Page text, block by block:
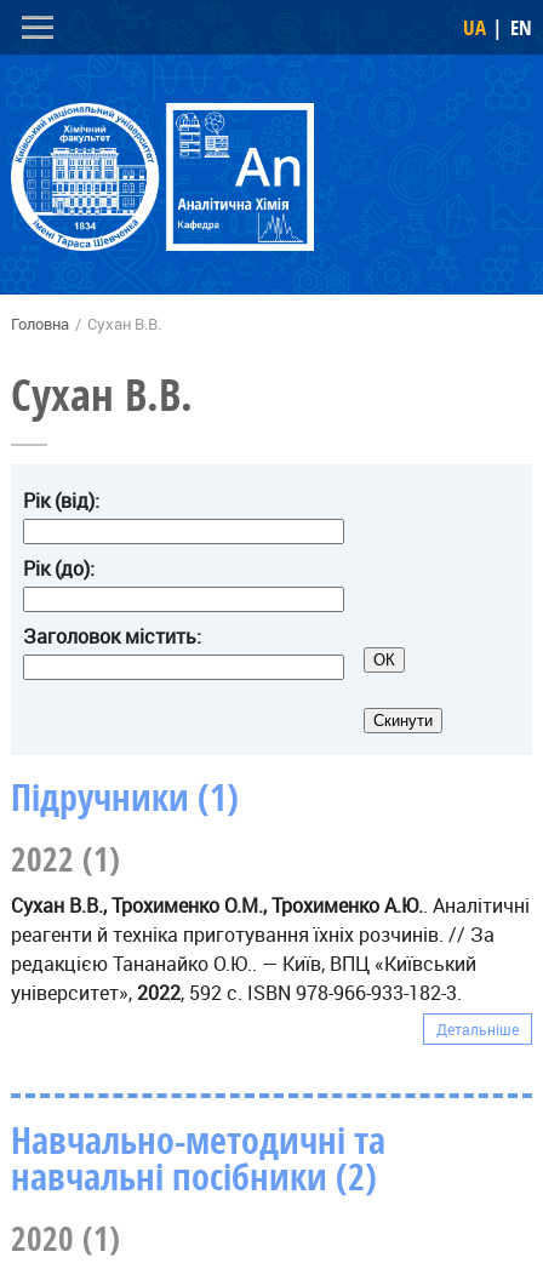
Перейти
до
вмісту
Skip to
navigation
UA EN
Головна / Сухан В.В.
Сухан В.В.
Рік (від):
Рік (до):
Заголовок містить:
Підручники (1)
2022 (1)
Сухан В.В., Трохименко О.М., Трохименко А.Ю.. Аналітичні
реагенти й техніка приготування їхніх розчинів. // За
редакцією Тананайко О.Ю.. — Київ, ВПЦ «Київський
університет», 2022, 592 с. ISBN 978-966-933-182-3.
Детальніше
Навчально-методичні та
навчальні посібники (2)
2020 (1)